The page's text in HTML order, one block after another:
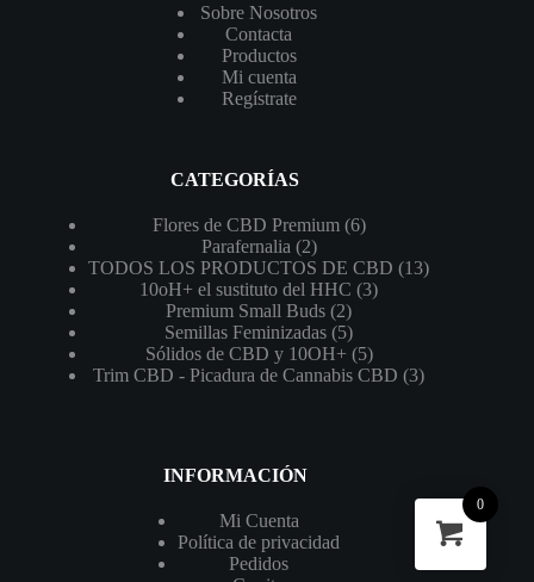
Sobre Nosotros
Contacta
Productos
Mi cuenta
Regístrate
CATEGORÍAS
Flores de CBD Premium 66
Parafernalia 22
productos
TODOS LOS PRODUCTOS DE CBD 1313
10oH+ el sustituto del HHC 33
Premium Small Buds 22
productos
Semillas Feminizadas 55
productos
Sólidos de CBD y 10OH+ 55
productos
Trim CBD - Picadura de Cannabis CBD 33
INFORMACIÓN
Mi Cuenta
Política de privacidad
Pedidos
0